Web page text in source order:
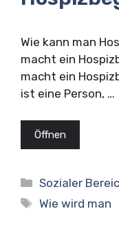
Wie kann man
macht ein
macht ein
ist eine Person, …
Öffnen
Kategorien
Sozialer
Schlagwörter
Wie wird man